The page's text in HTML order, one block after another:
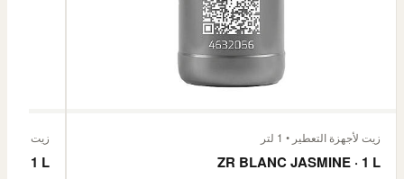
زيت لأجهزة التعطير • 1 لتر
ZR BLANC JASMINE · 1 L
زيت لأجهزة
· 1 L